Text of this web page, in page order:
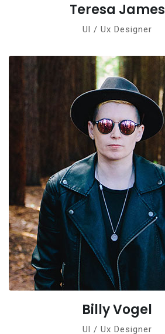
Teresa James
Ul / Ux Designer
Billy Vogel
Ul / Ux Designer